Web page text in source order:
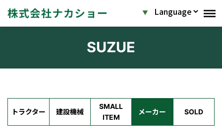
SUZUE
トラクター 建設機械
SMALL
ITEM
メーカー SOLD